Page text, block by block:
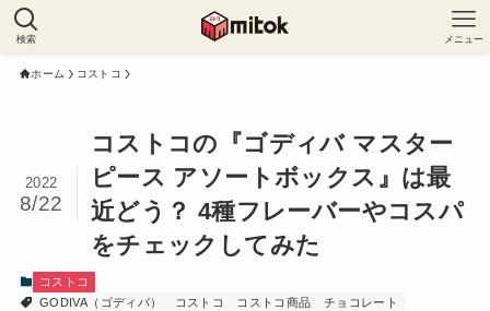
検索 メニュー
ホーム コストコ
コストコの『ゴディバ マスター
ピース アソートボックス』は最
近どう？ 4種フレーバーやコスパ
をチェックしてみた
2022
8/22
コストコ
GODIVA（ゴディバ）
コストコ コストコ商品
チョコレート